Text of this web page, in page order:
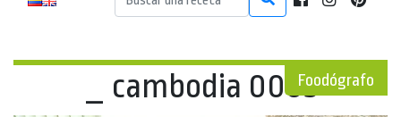
Foodógrafo
_ cambodia 0065